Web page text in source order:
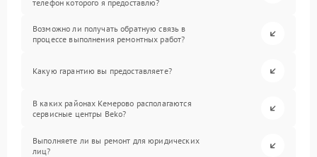
телефон которого я предоставлю?
Возможно ли получать обратную связь в
процессе выполнения ремонтных работ?
Какую гарантию вы предоставляете?
В каких районах Кемерово располагаются
сервисные центры Beko?
Выполняете ли вы ремонт для юридических
лиц?